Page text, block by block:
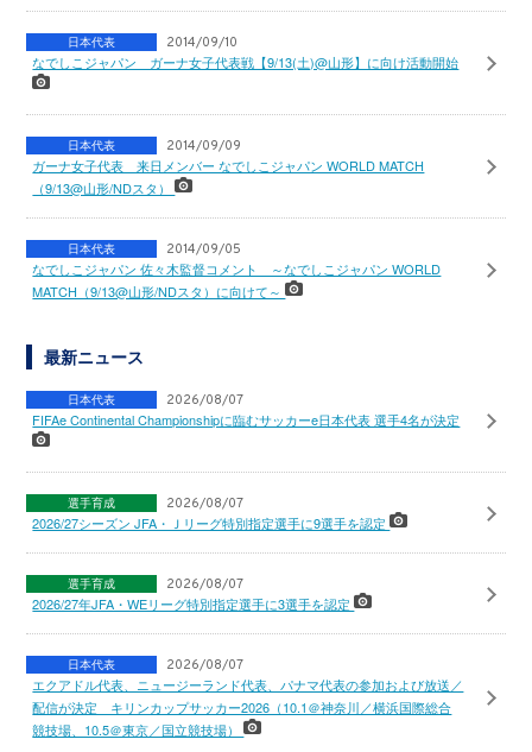
日本代表 2014/09/10
なでしこジャパン ガーナ女子代表戦【9/13(土)@山形】に向け活動開始
日本代表 2014/09/09
ガーナ女子代表 来日メンバー なでしこジャパン WORLD MATCH
（9/13@山形/NDスタ）
日本代表 2014/09/05
なでしこジャパン 佐々木監督コメント ～なでしこジャパン WORLD
MATCH（9/13@山形/NDスタ）に向けて～
最新ニュース
日本代表 2026/08/07
FIFAe Continental Championshipに臨むサッカーe日本代表 選手4名が決定
選手育成 2026/08/07
2026/27シーズン JFA・Ｊリーグ特別指定選手に9選手を認定
選手育成 2026/08/07
2026/27年JFA・WEリーグ特別指定選手に3選手を認定
日本代表 2026/08/07
エクアドル代表、ニュージーランド代表、パナマ代表の参加および放送／
配信が決定 キリンカップサッカー2026（10.1＠神奈川／横浜国際総合
競技場、10.5＠東京／国立競技場）